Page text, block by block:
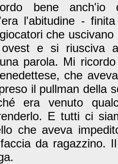
bene anch'io
l'abitudine -
che uscivano
e si riusciva
parola. Mi
che
il pullman della
era venuto
E tutti ci
che aveva
da ragazzino.